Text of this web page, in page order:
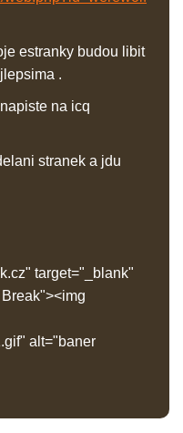
estranky budou libit
.
na icq
stranek a jdu
target="_blank"
alt="baner